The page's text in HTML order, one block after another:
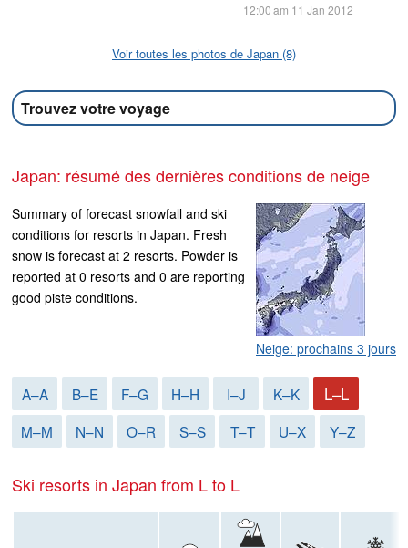
12:00 am 11 Jan 2012
Voir toutes les photos de Japan (8)
Trouvez votre voyage
Japan: résumé des dernières conditions de neige
Neige: prochains 3 jours
Summary of forecast snowfall and ski
conditions for resorts in Japan. Fresh
snow is forecast at 2 resorts. Powder is
reported at 0 resorts and 0 are reporting
good piste conditions.
A–A B–E F–G H–H I–J K–K L–L
M–M N–N O–R S–S T–T U–X Y–Z
Ski resorts in Japan from L to L